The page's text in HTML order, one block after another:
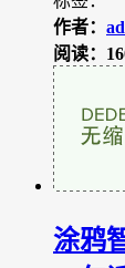
作者：
阅读：
涂鸦